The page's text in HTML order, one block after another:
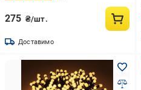
275 ₴/шт.
Доставимо